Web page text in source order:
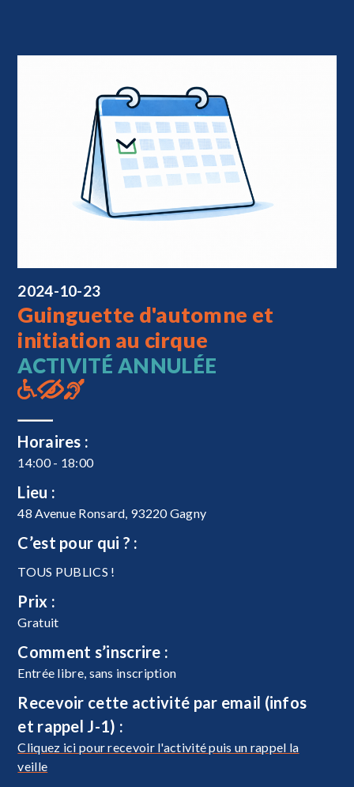
2024-10-23
Guinguette d'automne et
initiation au cirque
ACTIVITÉ ANNULÉE
Horaires :
14:00 - 18:00
Lieu :
48 Avenue Ronsard, 93220 Gagny
C’est pour qui ? :
TOUS PUBLICS !
Prix :
Gratuit
Comment s’inscrire :
Entrée libre, sans inscription
Recevoir cette activité par email (infos
et rappel J-1) :
Cliquez ici pour recevoir l'activité puis un rappel la
veille